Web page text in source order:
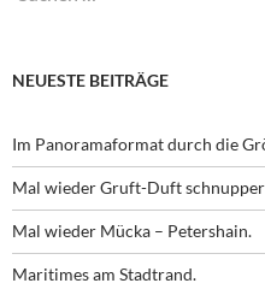
NEUESTE BEITRÄGE
Im Panoramaformat durch die
Mal wieder Gruft-Duft
Mal wieder Mücka – Petershain.
Maritimes am Stadtrand.